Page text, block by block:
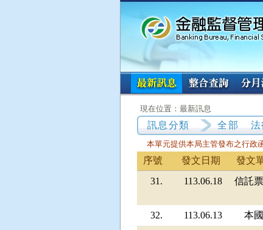
:::
現在位置：最新訊息
訊息分類 全部 法
本單元提供本局主管發布之行政
序號 發文日期 發文
31.
113.06.18 信託
32.
113.06.13 本